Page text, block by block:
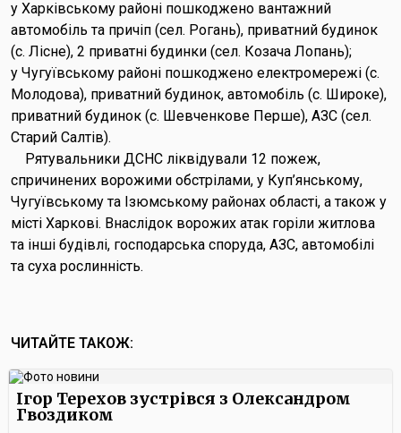
у Харківському районі пошкоджено вантажний
автомобіль та причіп (сел. Рогань), приватний будинок
(с. Лісне), 2 приватні будинки (сел. Козача Лопань);
у Чугуївському районі пошкоджено електромережі (с.
Молодова), приватний будинок, автомобіль (с. Широке),
приватний будинок (с. Шевченкове Перше), АЗС (сел.
Старий Салтів).
Рятувальники ДСНС ліквідували 12 пожеж,
спричинених ворожими обстрілами, у Куп’янському,
Чугуївському та Ізюмському районах області, а також у
місті Харкові. Внаслідок ворожих атак горіли житлова
та інші будівлі, господарська споруда, АЗС, автомобілі
та суха рослинність.
ЧИТАЙТЕ ТАКОЖ:
Ігор Терехов зустрівся з Олександром
Гвоздиком